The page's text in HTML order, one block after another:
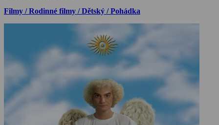
Filmy / Rodinné filmy / Dětský / Pohádka